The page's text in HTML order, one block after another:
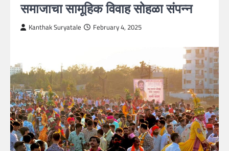
समाजाचा सामूहिक विवाह सोहळा संपन्न
Kanthak Suryatale February 4, 2025